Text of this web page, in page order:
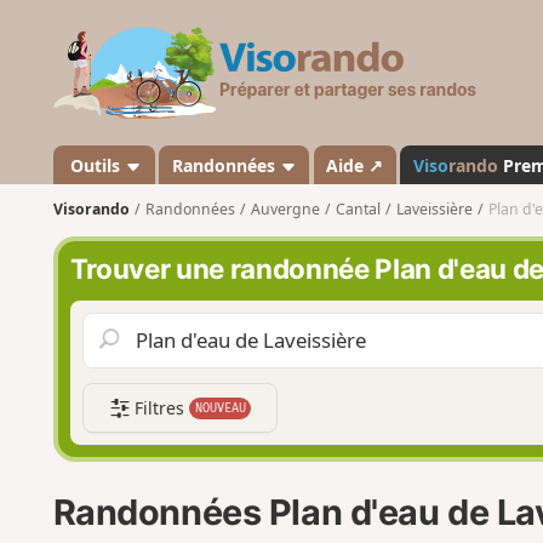
s
a
n
d
o
Outils Randonnées Aide ↗ Visorando
Visorando Randonnées Auvergne Cantal Laveissière Plan
Trouver une randonnée Plan d'eau
Filtres NOUVEAU
Randonnées Plan d'eau de